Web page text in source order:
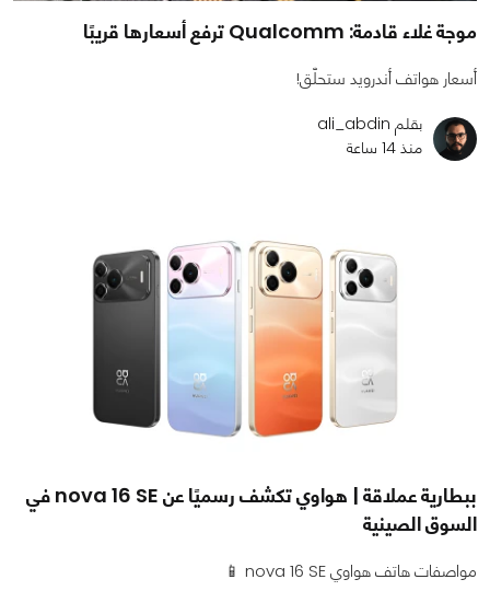
موجة غلاء قادمة: Qualcomm ترفع أسعارها قريبًا
أسعار هواتف أندرويد ستحلّق!
بقلم ali_abdin
منذ 14 ساعة
ببطارية عملاقة | هواوي تكشف رسميًا عن nova 16 SE في
السوق الصينية
مواصفات هاتف هواوي nova 16 SE 📱